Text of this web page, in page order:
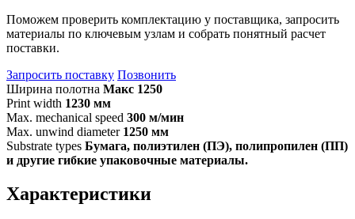
Поможем проверить комплектацию у поставщика, запросить
материалы по ключевым узлам и собрать понятный расчет
поставки.
Запросить поставку Позвонить
Ширина полотна Макс 1250
Print width 1230 мм
Max. mechanical speed 300 м/мин
Max. unwind diameter 1250 мм
Substrate types Бумага, полиэтилен (ПЭ), полипропилен (ПП)
и другие гибкие упаковочные материалы.
Характеристики